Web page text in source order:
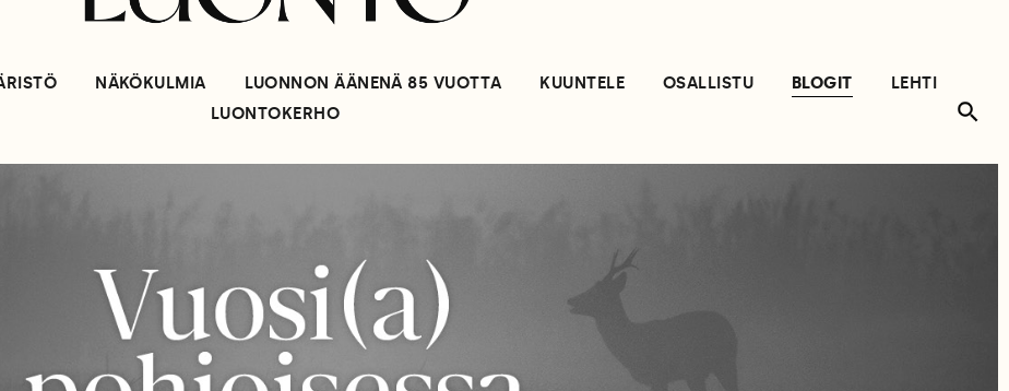
NÄKÖKULMIA LUONNON ÄÄNENÄ 85 VUOTTA KUUNTELE OSALLISTU BLOGIT
LEHTI
LUONTOKERHO